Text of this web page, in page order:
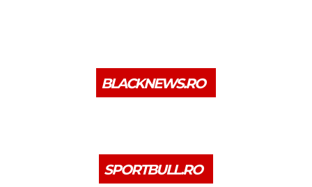
BLACKNEWS.RO
SPORTBULL.RO